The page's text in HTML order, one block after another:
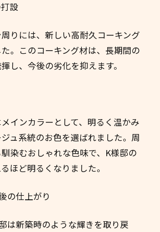
設
りには、新しい高耐久コーキング
。このコーキング材は、長期間の
し、今後の劣化を抑えます。
インカラーとして、明るく温かみ
ュ系統のお色を選ばれました。周
染むおしゃれな色味で、K様邸の
ほど明るくなりました。
の仕上がり
は新築時のような輝きを取り戻